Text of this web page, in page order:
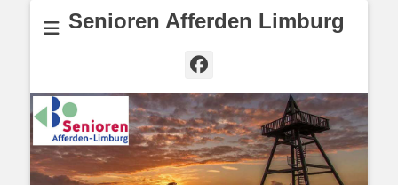
Senioren Afferden Limburg
Facebook